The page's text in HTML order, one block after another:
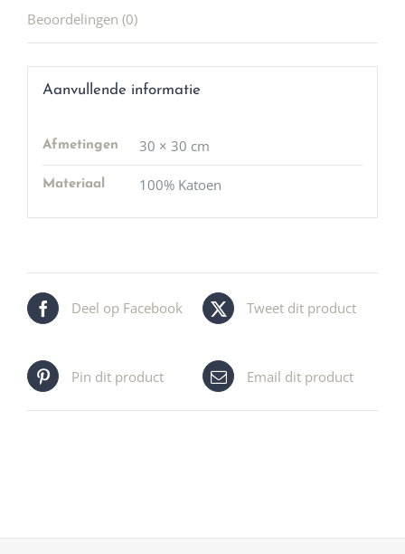
Beoordelingen (0)
Aanvullende informatie
Afmetingen 30 × 30 cm
Materiaal 100% Katoen
Deel op Facebook Tweet dit product
Pin dit product Email dit product